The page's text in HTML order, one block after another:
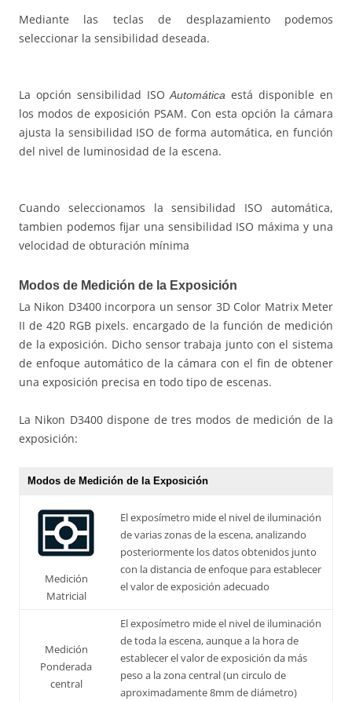
Mediante las teclas de desplazamiento podemos
seleccionar la sensibilidad deseada.
La opción sensibilidad ISOAutomática está disponible en
los modos de exposición PSAM. Con esta opción la cámara
ajusta la sensibilidad ISO de forma automática, en función
del nivel de luminosidad de la escena.
Cuando seleccionamos la sensibilidad ISO automática,
tambien podemos fijar una sensibilidad ISO máxima y una
velocidad de obturación mínima
Modos de Medición de la Exposición
La Nikon D3400 incorpora un sensor 3D Color Matrix Meter
II de 420 RGB pixels. encargado de la función de medición
de la exposición. Dicho sensor trabaja junto con el sistema
de enfoque automático de la cámara con el fin de obtener
una exposición precisa en todo tipo de escenas.
La Nikon D3400 dispone de tres modos de medición de la
exposición:
Modos de Medición de la Exposición
Medición
Matricial
El exposímetro mide el nivel de iluminación
de varias zonas de la escena, analizando
posteriormente los datos obtenidos junto
con la distancia de enfoque para establecer
el valor de exposición adecuado
Medición
Ponderada
central
El exposímetro mide el nivel de iluminación
de toda la escena, aunque a la hora de
establecer el valor de exposición da más
peso a la zona central (un circulo de
aproximadamente 8mm de diámetro)